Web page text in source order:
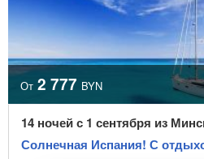
От 2 777 BYN
14 ночей с 1 сентября из
Солнечная Испания! С